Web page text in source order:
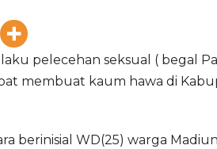
pelecehan seksual ( begal
membuat kaum hawa di
berinisial WD(25) warga